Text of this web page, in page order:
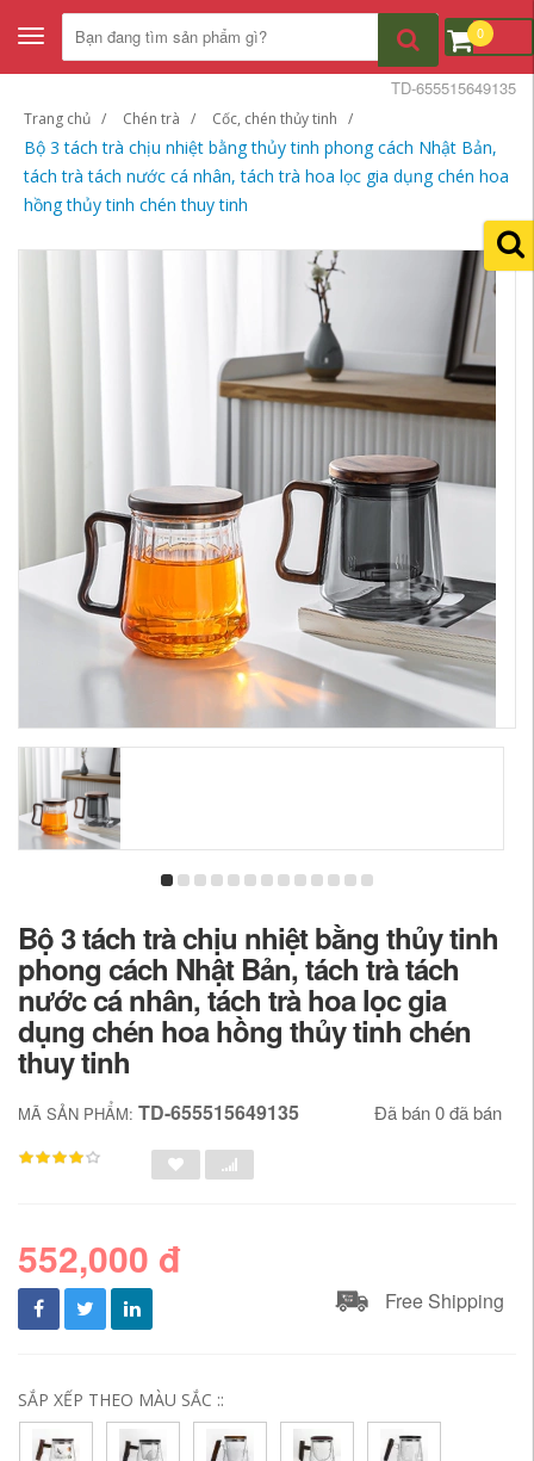
Toggle
navigation
0
Trang chủ Chén trà Cốc, chén thủy tinh
Bộ 3 tách trà chịu nhiệt bằng thủy tinh phong cách Nhật Bản,
tách trà tách nước cá nhân, tách trà hoa lọc gia dụng chén hoa
hồng thủy tinh chén thuy tinh
TD-655515649135
Bộ 3 tách trà chịu nhiệt bằng thủy tinh
phong cách Nhật Bản, tách trà tách
nước cá nhân, tách trà hoa lọc gia
dụng chén hoa hồng thủy tinh chén
thuy tinh
MÃ SẢN PHẨM: TD-655515649135 Đã bán 0 đã bán
552,000 đ
Free Shipping
SẮP XẾP THEO MÀU SẮC ::